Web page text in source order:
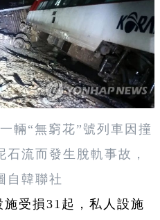
輛“無窮花”號列車因撞
石流而發生脫軌事故，
自韓聯社
受損31起，私人設施